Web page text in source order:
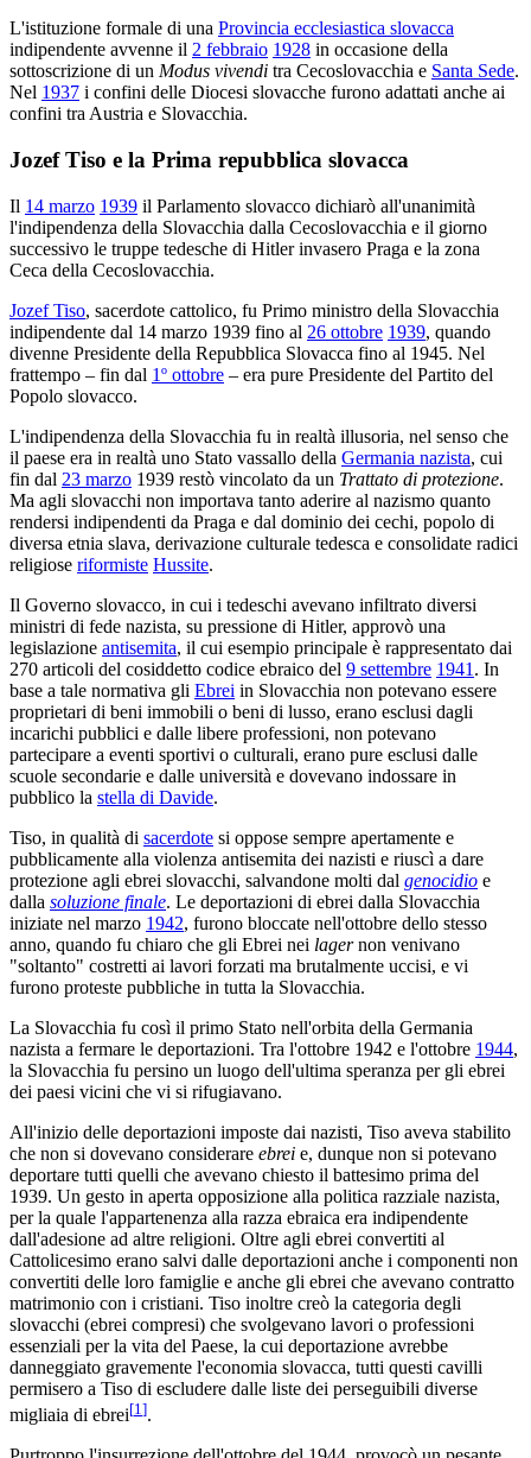
L'istituzione formale di una Provincia ecclesiastica slovacca
indipendente avvenne il 2 febbraio 1928 in occasione della
sottoscrizione di un Modus vivendi tra Cecoslovacchia e Santa Sede.
Nel 1937 i confini delle Diocesi slovacche furono adattati anche ai
confini tra Austria e Slovacchia.
Jozef Tiso e la Prima repubblica slovacca
Il 14 marzo 1939 il Parlamento slovacco dichiarò all'unanimità
l'indipendenza della Slovacchia dalla Cecoslovacchia e il giorno
successivo le truppe tedesche di Hitler invasero Praga e la zona
Ceca della Cecoslovacchia.
Jozef Tiso, sacerdote cattolico, fu Primo ministro della Slovacchia
indipendente dal 14 marzo 1939 fino al 26 ottobre 1939, quando
divenne Presidente della Repubblica Slovacca fino al 1945. Nel
frattempo – fin dal 1º ottobre – era pure Presidente del Partito del
Popolo slovacco.
L'indipendenza della Slovacchia fu in realtà illusoria, nel senso che
il paese era in realtà uno Stato vassallo della Germania nazista, cui
fin dal 23 marzo 1939 restò vincolato da un Trattato di protezione.
Ma agli slovacchi non importava tanto aderire al nazismo quanto
rendersi indipendenti da Praga e dal dominio dei cechi, popolo di
diversa etnia slava, derivazione culturale tedesca e consolidate radici
religiose riformiste Hussite.
Il Governo slovacco, in cui i tedeschi avevano infiltrato diversi
ministri di fede nazista, su pressione di Hitler, approvò una
legislazione antisemita, il cui esempio principale è rappresentato dai
270 articoli del cosiddetto codice ebraico del 9 settembre 1941 . In
base a tale normativa gli Ebrei in Slovacchia non potevano essere
proprietari di beni immobili o beni di lusso, erano esclusi dagli
incarichi pubblici e dalle libere professioni, non potevano
partecipare a eventi sportivi o culturali, erano pure esclusi dalle
scuole secondarie e dalle università e dovevano indossare in
pubblico la stella di Davide.
Tiso, in qualità di sacerdote si oppose sempre apertamente e
pubblicamente alla violenza antisemita dei nazisti e riuscì a dare
protezione agli ebrei slovacchi, salvandone molti dal genocidio e
dalla soluzione finale. Le deportazioni di ebrei dalla Slovacchia
iniziate nel marzo 1942, furono bloccate nell'ottobre dello stesso
anno, quando fu chiaro che gli Ebrei nei lagernon venivano
"soltanto" costretti ai lavori forzati ma brutalmente uccisi, e vi
furono proteste pubbliche in tutta la Slovacchia.
La Slovacchia fu così il primo Stato nell'orbita della Germania
nazista a fermare le deportazioni. Tra l'ottobre 1942 e l'ottobre 1944,
la Slovacchia fu persino un luogo dell'ultima speranza per gli ebrei
dei paesi vicini che vi si rifugiavano.
All'inizio delle deportazioni imposte dai nazisti, Tiso aveva stabilito
che non si dovevano considerare ebrei e, dunque non si potevano
deportare tutti quelli che avevano chiesto il battesimo prima del
1939. Un gesto in aperta opposizione alla politica razziale nazista,
per la quale l'appartenenza alla razza ebraica era indipendente
dall'adesione ad altre religioni. Oltre agli ebrei convertiti al
Cattolicesimo erano salvi dalle deportazioni anche i componenti non
convertiti delle loro famiglie e anche gli ebrei che avevano contratto
matrimonio con i cristiani. Tiso inoltre creò la categoria degli
slovacchi (ebrei compresi) che svolgevano lavori o professioni
essenziali per la vita del Paese, la cui deportazione avrebbe
danneggiato gravemente l'economia slovacca, tutti questi cavilli
permisero a Tiso di escludere dalle liste dei perseguibili diverse
migliaia di ebrei[1 ].